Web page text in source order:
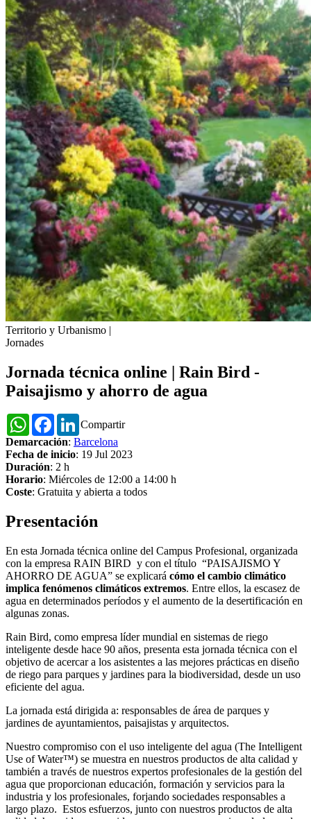
Territorio y Urbanismo |
Jornades
Jornada técnica online | Rain Bird -
Paisajismo y ahorro de agua
Compartir
WhatsAppFacebookLinkedIn
Demarcación: Barcelona
Fecha de inicio: 19 Jul 2023
Duración: 2 h
Horario: Miércoles de 12:00 a 14:00 h
Coste: Gratuita y abierta a todos
Presentación
En esta Jornada técnica online del Campus Profesional, organizada
con la empresa RAIN BIRD y con el título “PAISAJISMO Y
AHORRO DE AGUA” se explicará cómo el cambio climático
implica fenómenos climáticos extremos. Entre ellos, la escasez de
agua en determinados períodos y el aumento de la desertificación en
algunas zonas.
Rain Bird, como empresa líder mundial en sistemas de riego
inteligente desde hace 90 años, presenta esta jornada técnica con el
objetivo de acercar a los asistentes a las mejores prácticas en diseño
de riego para parques y jardines para la biodiversidad, desde un uso
eficiente del agua.
La jornada está dirigida a: responsables de área de parques y
jardines de ayuntamientos, paisajistas y arquitectos.
Nuestro compromiso con el uso inteligente del agua (The Intelligent
Use of Water™) se muestra en nuestros productos de alta calidad y
también a través de nuestros expertos profesionales de la gestión del
agua que proporcionan educación, formación y servicios para la
industria y los profesionales, forjando sociedades responsables a
largo plazo. Estos esfuerzos, junto con nuestros productos de alta